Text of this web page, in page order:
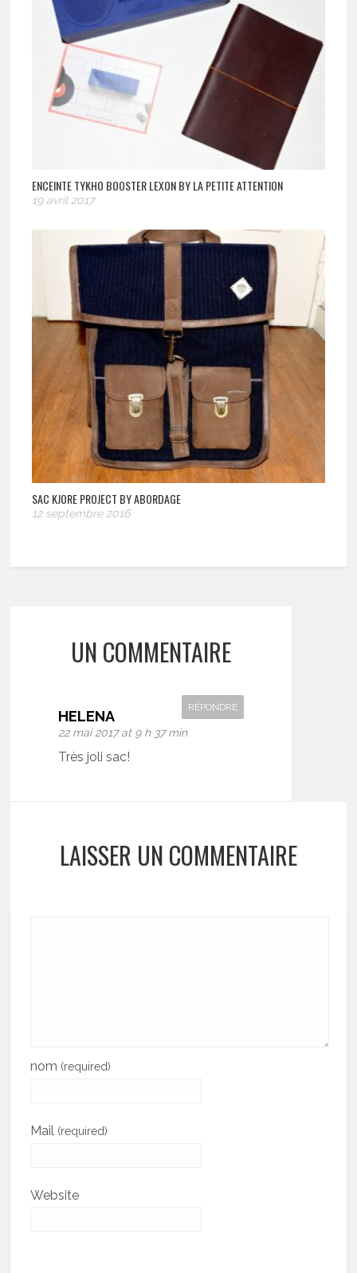
ENCEINTE TYKHO BOOSTER LEXON BY LA PETITE ATTENTION
19 avril 2017
SAC KJORE PROJECT BY ABORDAGE
12 septembre 2016
UN COMMENTAIRE
HELENA
22 mai 2017 at 9 h 37 min
RÉPONDRE
Très joli sac!
LAISSER UN COMMENTAIRE
nom (required)
Mail (required)
Website